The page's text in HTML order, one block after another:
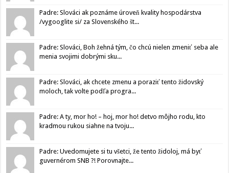
Padre: Slováci ak poznáme úroveň kvality hospodárstva
/vygooglite si/ za Slovenského št...
Padre: Slováci, Boh žehná tým, čo chcú nielen zmeniť seba ale
menia svojimi dobrými sku...
Padre: Slováci, ak chcete zmenu a poraziť tento židovský
moloch, tak volte podľa progra...
Padre: A ty, mor ho! – hoj, mor ho! detvo môjho rodu, kto
kradmou rukou siahne na tvoju...
Padre: Uvedomujete si tu všetci, že tento židoloj, má byť
guvernérom SNB ?! Porovnajte...